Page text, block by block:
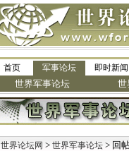
首页 军事论坛 即时新闻
世界军事论坛 世
世界论坛网 > 世界军事论坛 > 回